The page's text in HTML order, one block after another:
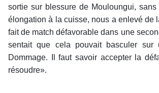
sortie sur blessure de Mouloungui,
élongation à la cuisse, nous a enlevé de
fait de match défavorable dans une
sentait que cela pouvait basculer sur
Dommage. Il faut savoir accepter la
résoudre».